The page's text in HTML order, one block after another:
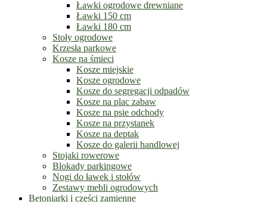
Ławki ogrodowe drewniane
Ławki 150 cm
Ławki 180 cm
Stoły ogrodowe
Krzesła parkowe
Kosze na śmieci
Kosze miejskie
Kosze ogrodowe
Kosze do segregacji odpadów
Kosze na plac zabaw
Kosze na psie odchody
Kosze na przystanek
Kosze na deptak
Kosze do galerii handlowej
Stojaki rowerowe
Blokady parkingowe
Nogi do ławek i stołów
Zestawy mebli ogrodowych
Betoniarki i części zamienne